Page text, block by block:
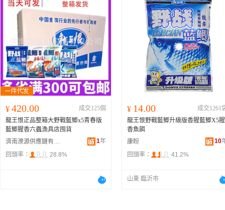
¥ 420.00
成交125個
龍王恨正品整箱大野戰藍鯽x5青春版
藍鯽腥香六蟲漁具店囤貨
濟南濼源供應鏈有限公司
1年
回頭率：
28.8%
¥ 14.00
成交1261
龍王恨野戰藍鯽升級版香腥藍鯽X5腥
香魚餌
康盼
10
回頭率：
41.2%
山東 臨沂市